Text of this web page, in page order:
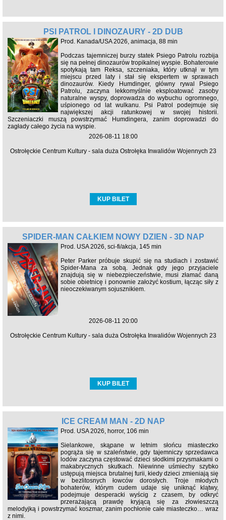
PSI PATROL I DINOZAURY - 2D DUB
Prod. Kanada/USA 2026, animacja, 88 min
Podczas tajemniczej burzy statek Psiego Patrolu rozbija
się na pełnej dinozaurów tropikalnej wyspie. Bohaterowie
spotykają tam Reksa, szczeniaka, który utknął w tym
miejscu przed laty i stał się ekspertem w sprawach
dinozaurów. Kiedy Humdinger, główny rywal Psiego
Patrolu, zaczyna lekkomyślnie eksploatować zasoby
naturalne wyspy, doprowadza do wybuchu ogromnego,
uśpionego od lat wulkanu. Psi Patrol podejmuje się
największej akcji ratunkowej w swojej historii.
Szczeniaczki muszą powstrzymać Humdingera, zanim doprowadzi do
zagłady całego życia na wyspie.
2026-08-11 18:00
Ostrołęckie Centrum Kultury - sala duża Ostrołęka Inwalidów Wojennych 23
KUP BILET
SPIDER-MAN CAŁKIEM NOWY DZIEŃ - 3D NAP
Prod. USA 2026, sci-fi/akcja, 145 min
Peter Parker próbuje skupić się na studiach i zostawić
Spider-Mana za sobą. Jednak gdy jego przyjaciele
znajdują się w niebezpieczeństwie, musi złamać daną
sobie obietnicę i ponownie założyć kostium, łącząc siły z
nieoczekiwanym sojusznikiem.
2026-08-11 20:00
Ostrołęckie Centrum Kultury - sala duża Ostrołęka Inwalidów Wojennych 23
KUP BILET
ICE CREAM MAN - 2D NAP
Prod. USA 2026, horror, 106 min
Sielankowe, skąpane w letnim słońcu miasteczko
pogrąża się w szaleństwie, gdy tajemniczy sprzedawca
lodów zaczyna częstować dzieci słodkimi przysmakami o
makabrycznych skutkach. Niewinne uśmiechy szybko
ustępują miejsca brutalnej furii, kiedy dzieci zmieniają się
w bezlitosnych łowców dorosłych. Troje młodych
bohaterów, którym cudem udaje się uniknąć klątwy,
podejmuje desperacki wyścig z czasem, by odkryć
przerażającą prawdę kryjącą się za złowieszczą
melodyjką i powstrzymać koszmar, zanim pochłonie całe miasteczko… wraz
z nimi.